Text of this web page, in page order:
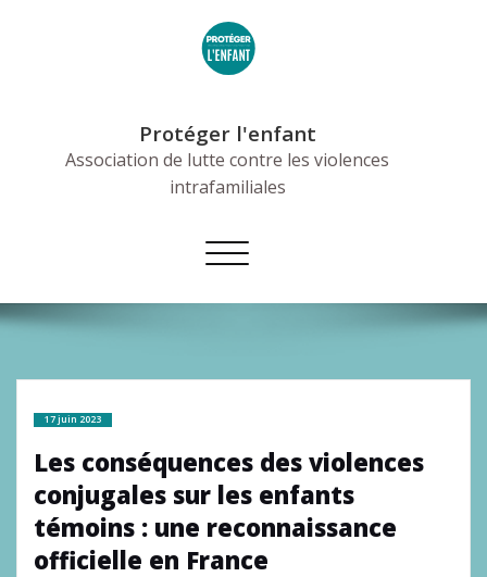
Protéger l'enfant
Association de lutte contre les violences
intrafamiliales
Afficher/masquer
la
17 juin 2023
Les conséquences des violences
conjugales sur les enfants
témoins : une reconnaissance
officielle en France